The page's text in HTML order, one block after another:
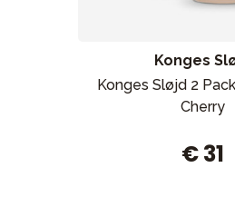
Konges
Konges Sløjd 2
Cherry
€ 31